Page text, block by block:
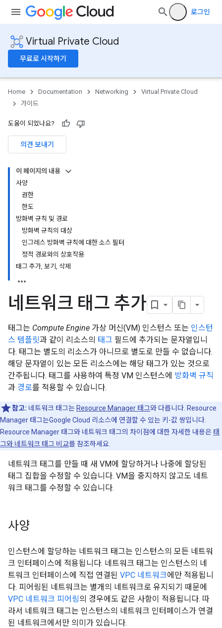
로그인
Virtual Private Cloud
무료로 시작하기
Home Documentation Networking
Virtual Private Cloud
가이드
도움이 되었나요?
의견 보내기
이 페이지의 내용
사양
권한
한도
방화벽 규칙 및 경로
방화벽 규칙의 대상
인그레스 방화벽 규칙에 대한 소스 필터
정적 경로와의 상호작용
태그 추가, 보기, 삭제
네트워크 태그 추가
태그는 Compute Engine 가상 머신(VM) 인스턴스 또는 인스턴
스 템플릿과 같이 리소스의 태그 필드에 추가되는 문자열입니
다. 태그는 별도의 리소스가 아니므로 별도로 만들 수 없습니다.
해당 문자열이 있는 모든 리소스에는 해당 태그가 있는 것으로
간주됩니다. 태그를 사용하여 특정 VM 인스턴스에 방화벽 규칙
과 경로를 적용할 수 있습니다.
참고: 네트워크 태그는 Resource Manager 태그와 다릅니다. Resource
Manager 태그는Google Cloud 리소스에 연결할 수 있는 키-값 쌍입니다.
Resource Manager 태그와 네트워크 태그의 차이점에 대한 자세한 내용은 태
그와 네트워크 태그 비교를 참조하세요.
네트워크 태그를 만들 때 새 VM에 할당하거나 나중에 할당된
태그 집합을 수정할 수 있습니다. VM을 중지하지 않고도 네트
워크 태그를 수정할 수 있습니다.
사양
인스턴스에 할당하는 네트워크 태그는 인스턴스의 모든 네트워
크 인터페이스에 적용됩니다. 네트워크 태그는 인스턴스의 네
트워크 인터페이스에 직접 연결된 VPC 네트워크에만 적용됩니
다. 피어링된 네트워크는 별개의 네트워크로 유지되기 때문에
VPC 네트워크 피어링의 경우에도 같은 사항이 적용됩니다. 따
라서 네트워크 태그는 인스턴스의 네트워크 인터페이스가 연결
된 네트워크에서만 의미가 있습니다.